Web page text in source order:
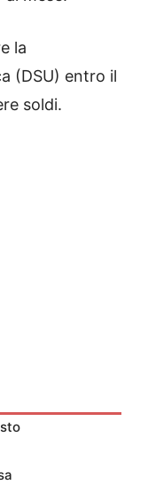
la
(DSU) entro il
soldi.